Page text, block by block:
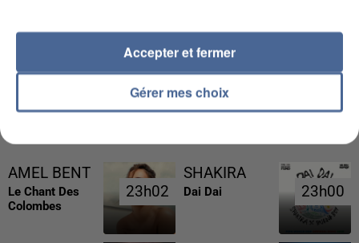
MAFIA INTERPELLÉ EN ALGÉRIE
AMEL BENT
Le Chant Des
Colombes
23h02
23h02
SHAKIRA
Dai Dai 23h00
23h00
Gérer mes choix
Accepter et fermer